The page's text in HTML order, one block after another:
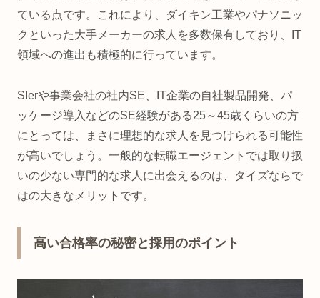
ている点です。これにより、ダイキン工業やパナソニッ
クといった大手メーカーの求人を多数保有しており、IT
領域への進出も積極的に行っています。
SIerや事業会社の社内SE、IT企業の自社製品開発、パ
ッケージ導入などのSE経験がある25～45歳くらいの方
にとっては、まさに理想的な求人を見つけられる可能性
が高いでしょう。一般的な転職エージェントでは取り扱
いの少ない専門的な求人に出会えるのは、タイズならで
はの大きなメリットです。
高い合格率の秘密と採用のポイント